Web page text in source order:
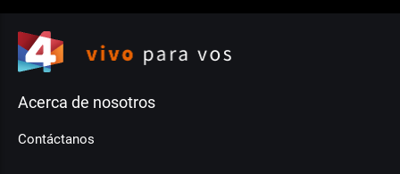
Acerca de nosotros
Contáctanos